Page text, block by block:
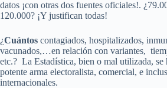
datos ¡con otras dos fuentes oficiales!.
120.000? ¡Y justifican todas!
¿Cuántos contagiados, hospitalizados,
vacunados,…en relación con variantes,
etc.? La Estadística, bien o mal utilizada, se
potente arma electoralista, comercial, e
internacionales.